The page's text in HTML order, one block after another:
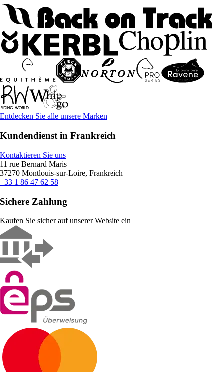
Entdecken Sie alle unsere Marken
Kundendienst in Frankreich
Kontaktieren Sie uns
11 rue Bernard Maris
37270 Montlouis-sur-Loire, Frankreich
+33 1 86 47 62 58
Sichere Zahlung
Kaufen Sie sicher auf unserer Website ein